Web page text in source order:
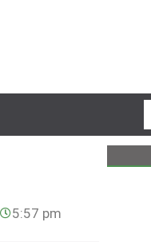
5:57 pm